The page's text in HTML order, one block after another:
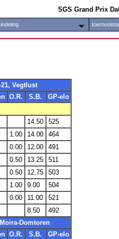
SGS Grand Prix
indeling
21, Vegtlust
O.R. S.B.
GP-elo
14.50
525
1.00 14.00
464
0.00 12.00
491
0.50 13.25
511
0.50 12.75
503
1.00 9.00
504
0.00 11.00
521
8.50
492
Domtoren
O.R. S.B.
GP-elo